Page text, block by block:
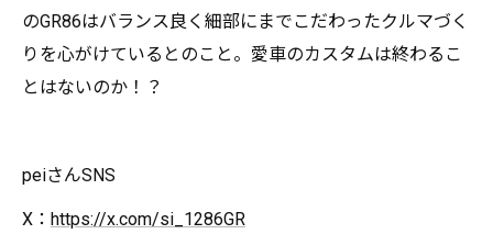
のGR86はバランス良く細部にまでこだわったクルマづく
りを心がけているとのこと。愛車のカスタムは終わるこ
とはないのか！？
peiさんSNS
X： https://x.com/si_1286GR